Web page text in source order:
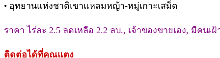
• อุทยานแห่งชาติเขาแหลมหญ้า-หมู่เกาะเสม็ด
ราคา ไร่ละ 2.5 ลดเหลือ 2.2 ลบ., เจ้าของขายเอง, มีคนเ
ติดต่อได้ที่คุณแตง